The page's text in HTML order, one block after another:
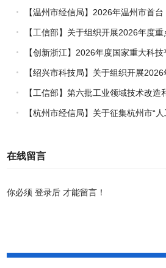
的通知【温州市经信局】2026年温州市首
【工信部】关于组织开展2026年度
企业推荐工作的通知
【创新浙江】2026年度国家重大科
究专项（试点）项目指南
【绍兴市科技局】关于组织开展
报工作的通知
【工信部】第六批工业领域技术改造
报工作启动
【杭州市经信局】关于征集杭州市“
在线留言
你必须登录后 才能留言！